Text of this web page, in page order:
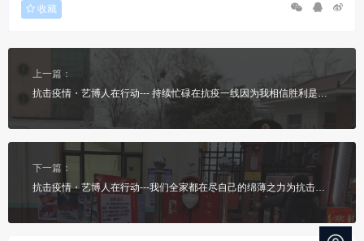
收藏
上一篇：
抗击疫情・艺博人在行动--- 持续忙碌在抗疫一线因为我相信胜利是所有人一起努力的结果
下一篇：
抗击疫情・艺博人在行动---我们全家都在尽自己的绵薄之力为抗击疫情做贡献